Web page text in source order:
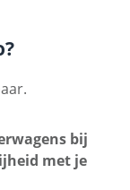
bij
met je